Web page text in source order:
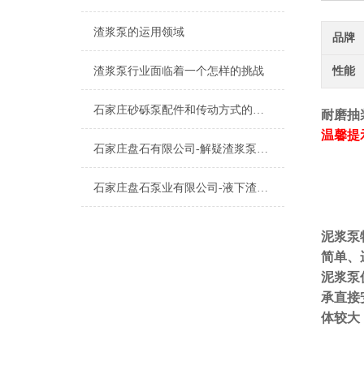
渣浆泵的运用领域
渣浆泵行业面临着一个怎样的挑战
石家庄砂砾泵配件和传动方式的介绍
石家庄盘石有限公司-解疑渣浆泵备件的使用寿命
石家庄盘石泵业有限公司-液下渣浆泵的种类及应用
品牌
性能
耐磨抽
温馨提
泥浆泵
简单、
泥浆泵
承直接
体较大